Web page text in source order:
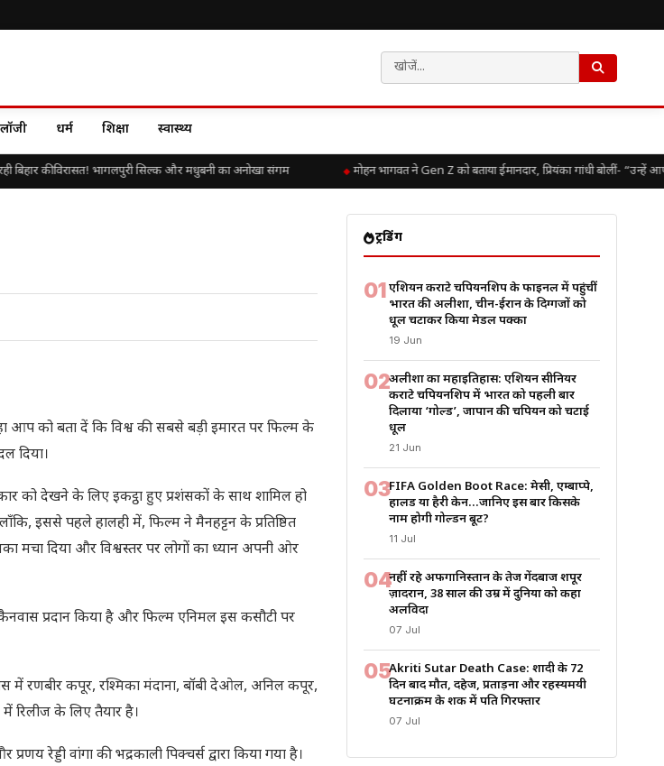
धर्म शिक्षा स्वास्थ्य
बिहार की विरासत! भागलपुरी सिल्क और मधुबनी का अनोखा संगम मोहन भागवत ने Gen Z को बताया ईमानदार, प्रियंका गांधी बोलीं- “उन्हें
आप को बता दें कि विश्व की सबसे बड़ी इमारत पर फिल्म के
दिया।
को देखने के लिए इकट्ठा हुए प्रशंसकों के साथ शामिल हो
इससे पहले हालही में, फिल्म ने मैनहट्टन के प्रतिष्ठित
मचा दिया और विश्वस्तर पर लोगों का ध्यान अपनी ओर
प्रदान किया है और फिल्म एनिमल इस कसौटी पर
में रणबीर कपूर, रश्मिका मंदाना, बॉबी देओल, अनिल कपूर,
रिलीज के लिए तैयार है।
रेड्डी वांगा की भद्रकाली पिक्चर्स द्वारा किया गया है।
ट्रेंडिंग
01एशियन कराटे चैंपियनशिप के फाइनल में पहुंचीं
भारत की अलीशा, चीन-ईरान के दिग्गजों को
धूल चटाकर किया मेडल पक्का
19 Jun
02अलीशा का महाइतिहास: एशियन सीनियर
कराटे चैंपियनशिप में भारत को पहली बार
दिलाया ‘गोल्ड’, जापान की चैंपियन को चटाई
धूल
21 Jun
03FIFA Golden Boot Race: मेसी, एम्बाप्पे,
हालैंड या हैरी केन…जानिए इस बार किसके
नाम होगी गोल्डन बूट?
11 Jul
04नहीं रहे अफगानिस्तान के तेज गेंदबाज शपूर
ज़ादरान, 38 साल की उम्र में दुनिया को कहा
अलविदा
07 Jul
05Akriti Sutar Death Case: शादी के 72
दिन बाद मौत, दहेज, प्रताड़ना और रहस्यमयी
घटनाक्रम के शक में पति गिरफ्तार
07 Jul